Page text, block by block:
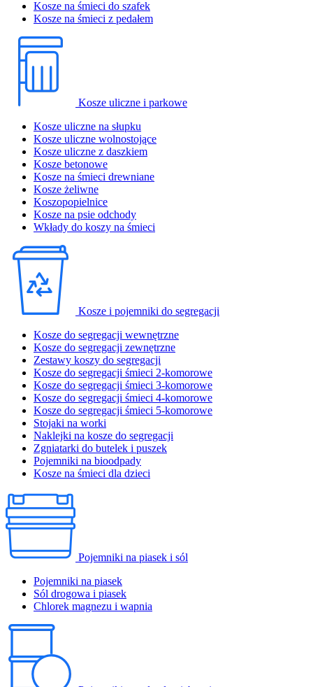
Kosze na śmieci do szafek
Kosze na śmieci z pedałem
Kosze uliczne i parkowe
Kosze uliczne na słupku
Kosze uliczne wolnostojące
Kosze uliczne z daszkiem
Kosze betonowe
Kosze na śmieci drewniane
Kosze żeliwne
Koszopopielnice
Kosze na psie odchody
Wkłady do koszy na śmieci
Kosze i pojemniki do segregacji
Kosze do segregacji wewnętrzne
Kosze do segregacji zewnętrzne
Zestawy koszy do segregacji
Kosze do segregacji śmieci 2-komorowe
Kosze do segregacji śmieci 3-komorowe
Kosze do segregacji śmieci 4-komorowe
Kosze do segregacji śmieci 5-komorowe
Stojaki na worki
Naklejki na kosze do segregacji
Zgniatarki do butelek i puszek
Pojemniki na bioodpady
Kosze na śmieci dla dzieci
Pojemniki na piasek i sól
Pojemniki na piasek
Sól drogowa i piasek
Chlorek magnezu i wapnia